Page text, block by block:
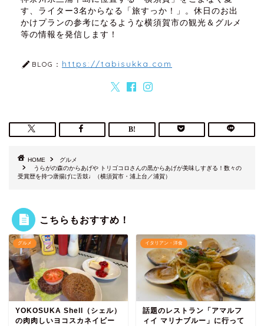
す、ライター3名からなる「旅すっか！」。休日のお出
かけプランの参考になるような横須賀市の観光＆グルメ
等の情報を発信します！
BLOG： https://tabisukka.com
HOME
グルメ
うらがの森のからあげや トリゴコロさんの黒からあげが美味しすぎる！数々の
受賞歴を持つ唐揚げに舌鼓♩（横須賀市・浦上台／浦賀）
こちらもおすすめ！
グルメ
YOKOSUKA Shell（シェル）
の肉肉しいヨコスカネイビー
イタリアン・洋食
話題のレストラン「アマルフ
ィイ マリナブルー」に行って